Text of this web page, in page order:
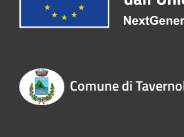
Comune di